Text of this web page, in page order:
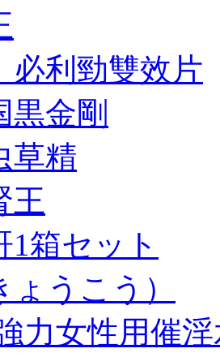
必利勁雙效片
黒金剛
草精
王
1箱セット
うこう）
力女性用催